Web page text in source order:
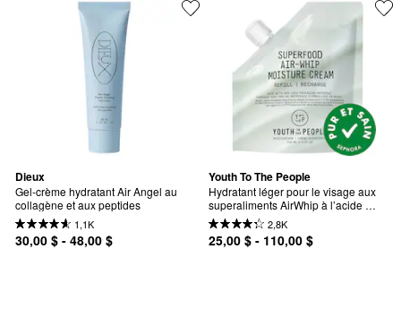
Dieux
Gel-crème hydratant Air Angel au
collagène et aux peptides
1,1K
30,00 $ - 48,00 $
Youth To The People
Hydratant léger pour le visage aux
superaliments AirWhip à l’acide
hyaluronique2,8K
25,00 $ - 110,00 $